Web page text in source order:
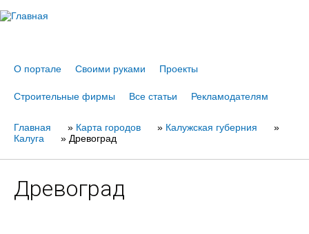
О портале Своими руками Проекты
Строительные фирмы Все статьи Рекламодателям
Вы
Главная » Карта городов » Калужская губерния
»
Калуга
» Древоград
Древоград